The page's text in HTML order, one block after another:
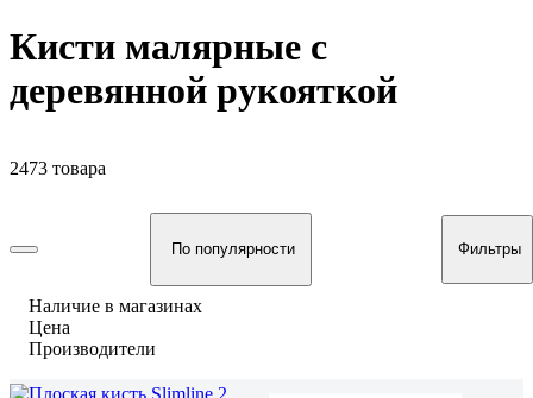
Кисти малярные с
деревянной рукояткой
2473 товара
По популярности Фильтры
Наличие в магазинах
Цена
Производители